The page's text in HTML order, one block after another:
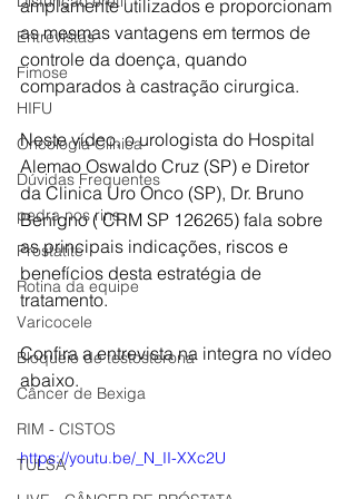
Entrevistas
Fimose
HIFU
Oncologia Clínica
Dúvidas Frequentes
pedra nos rins
Prostatite
Rotina da equipe
Varicocele
Bloqueio de testosterona
Câncer de Bexiga
RIM - CISTOS
TULSA
amplamente utilizados e proporcionam
as mesmas vantagens em termos de
controle da doença, quando
comparados à castração cirurgica.
Neste vídeo, o urologista do Hospital
Alemao Oswaldo Cruz (SP) e Diretor
da Clinica Uro Onco (SP), Dr. Bruno
Benigno ( CRM SP 126265) fala sobre
as principais indicações, riscos e
benefícios desta estratégia de
tratamento.
Confira a entrevista na integra no vídeo
abaixo.
https://youtu.be/_N_II-XXc2U